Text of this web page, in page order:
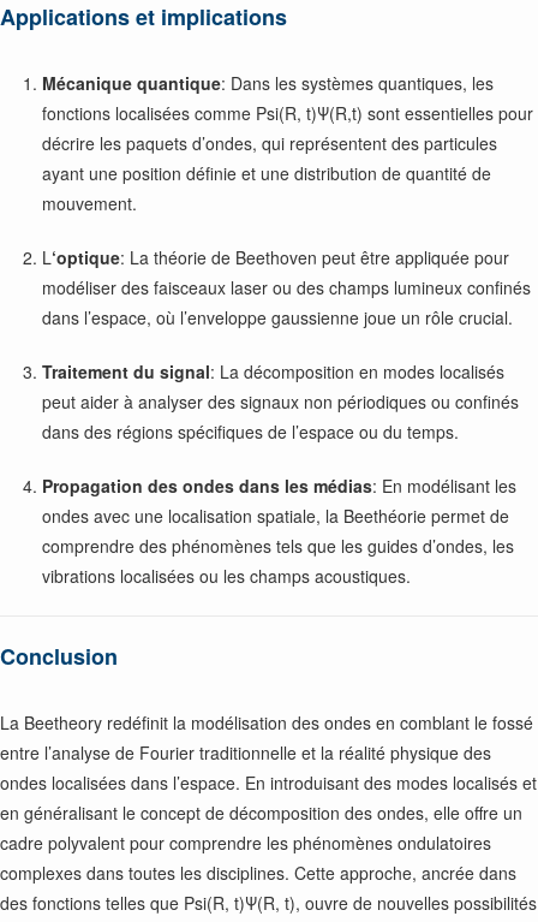
Applications et implications
Mécanique quantique: Dans les systèmes quantiques, les
fonctions localisées comme Psi(R, t)Ψ(R,t) sont essentielles pour
décrire les paquets d’ondes, qui représentent des particules
ayant une position définie et une distribution de quantité de
mouvement.
L‘optique: La théorie de Beethoven peut être appliquée pour
modéliser des faisceaux laser ou des champs lumineux confinés
dans l’espace, où l’enveloppe gaussienne joue un rôle crucial.
Traitement du signal: La décomposition en modes localisés
peut aider à analyser des signaux non périodiques ou confinés
dans des régions spécifiques de l’espace ou du temps.
Propagation des ondes dans les médias: En modélisant les
ondes avec une localisation spatiale, la Beethéorie permet de
comprendre des phénomènes tels que les guides d’ondes, les
vibrations localisées ou les champs acoustiques.
Conclusion
La Beetheory redéfinit la modélisation des ondes en comblant le fossé
entre l’analyse de Fourier traditionnelle et la réalité physique des
ondes localisées dans l’espace. En introduisant des modes localisés et
en généralisant le concept de décomposition des ondes, elle offre un
cadre polyvalent pour comprendre les phénomènes ondulatoires
complexes dans toutes les disciplines. Cette approche, ancrée dans
des fonctions telles que Psi(R, t)Ψ(R, t), ouvre de nouvelles possibilités